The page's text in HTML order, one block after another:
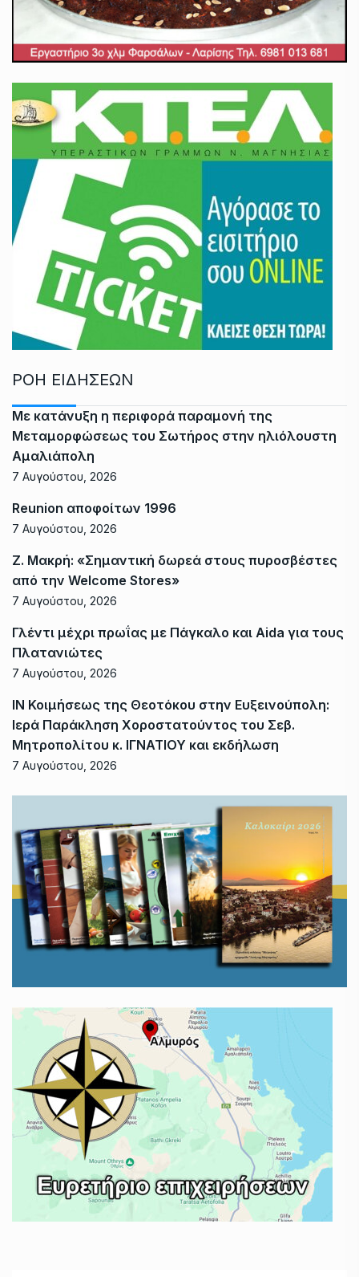
ΡΟΗ ΕΙΔΗΣΕΩΝ
Με κατάνυξη η περιφορά παραμονή της
Μεταμορφώσεως του Σωτήρος στην ηλιόλουστη
Αμαλιάπολη
7 Αυγούστου, 2026
Reunion αποφοίτων 1996
7 Αυγούστου, 2026
Ζ. Μακρή: «Σημαντική δωρεά στους πυροσβέστες
από την Welcome Stores»
7 Αυγούστου, 2026
Γλέντι μέχρι πρωΐας με Πάγκαλο και Aida για τους
Πλατανιώτες
7 Αυγούστου, 2026
ΙΝ Κοιμήσεως της Θεοτόκου στην Ευξεινούπολη:
Ιερά Παράκληση Χοροστατούντος του Σεβ.
Μητροπολίτου κ. ΙΓΝΑΤΙΟΥ και εκδήλωση
7 Αυγούστου, 2026